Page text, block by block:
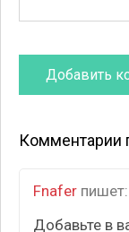
Комментарии
Fnafer пишет:
Добавьте в